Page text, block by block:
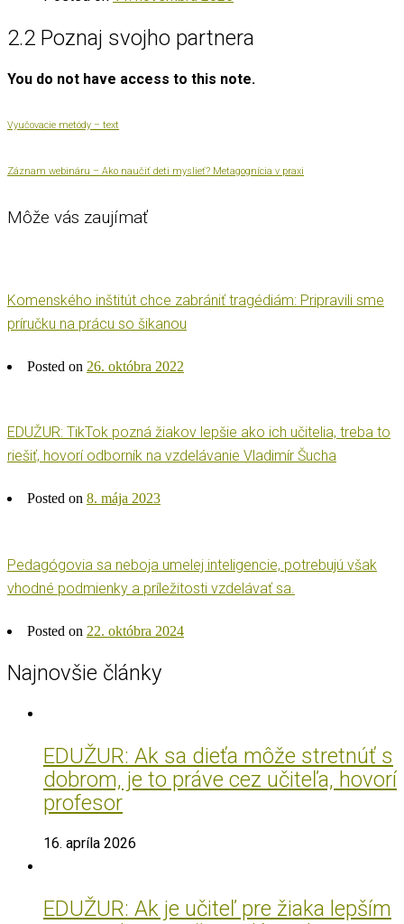
2.2 Poznaj svojho partnera
You do not have access to this note.
Vyučovacie metódy – text
Záznam webináru – Ako naučiť deti myslieť? Metagognícia v praxi
Môže vás zaujímať
Komenského inštitút chce zabrániť tragédiám: Pripravili sme
príručku na prácu so šikanou
Posted on 26. októbra 2022
EDUŽUR: TikTok pozná žiakov lepšie ako ich učitelia, treba to
riešiť, hovorí odborník na vzdelávanie Vladimír Šucha
Posted on 8. mája 2023
Pedagógovia sa neboja umelej inteligencie, potrebujú však
vhodné podmienky a príležitosti vzdelávať sa.
Posted on 22. októbra 2024
Najnovšie články
EDUŽUR: Ak sa dieťa môže stretnúť s
dobrom, je to práve cez učiteľa, hovorí
profesor
16. apríla 2026
EDUŽUR: Ak je učiteľ pre žiaka lepším